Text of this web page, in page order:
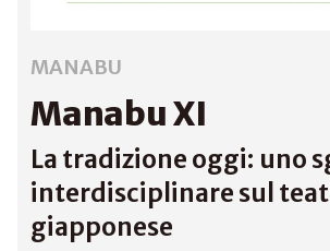
MANABU
Manabu XI
La tradizione oggi: uno
interdisciplinare sul
giapponese